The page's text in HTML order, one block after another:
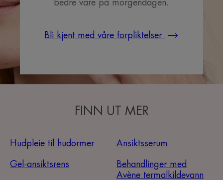
bedre vare på morgendagen.
Bli kjent med våre forpliktelser
FINN UT MER
Hudpleie til hudormer Ansiktsserum
Gel-ansiktsrens
Behandlinger med
Avène termalkildevann